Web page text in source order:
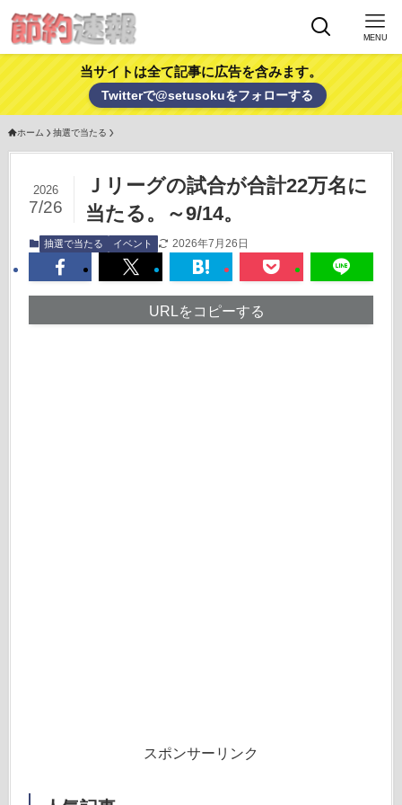
MENU
当サイトは全て記事に広告を含みます。
Twitterで@setusokuをフォローする
ホーム 抽選で当たる
Ｊリーグの試合が合計22万名に
当たる。～9/14。
2026
7/26
抽選で当たる イベント 2026年7月26日
URLをコピーする
スポンサーリンク